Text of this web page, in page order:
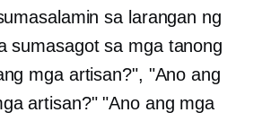
sa larangan ng
sumasagot sa mga tanong
mga artisan?", "Ano ang
artisan?" "Ano ang mga